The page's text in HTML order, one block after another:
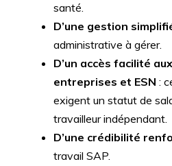
santé.
D’une gestion
administrative à gérer.
D’un accès facilité
entreprises et ESN :
exigent un statut de
travailleur indépendant.
D’une crédibilité
travail SAP.